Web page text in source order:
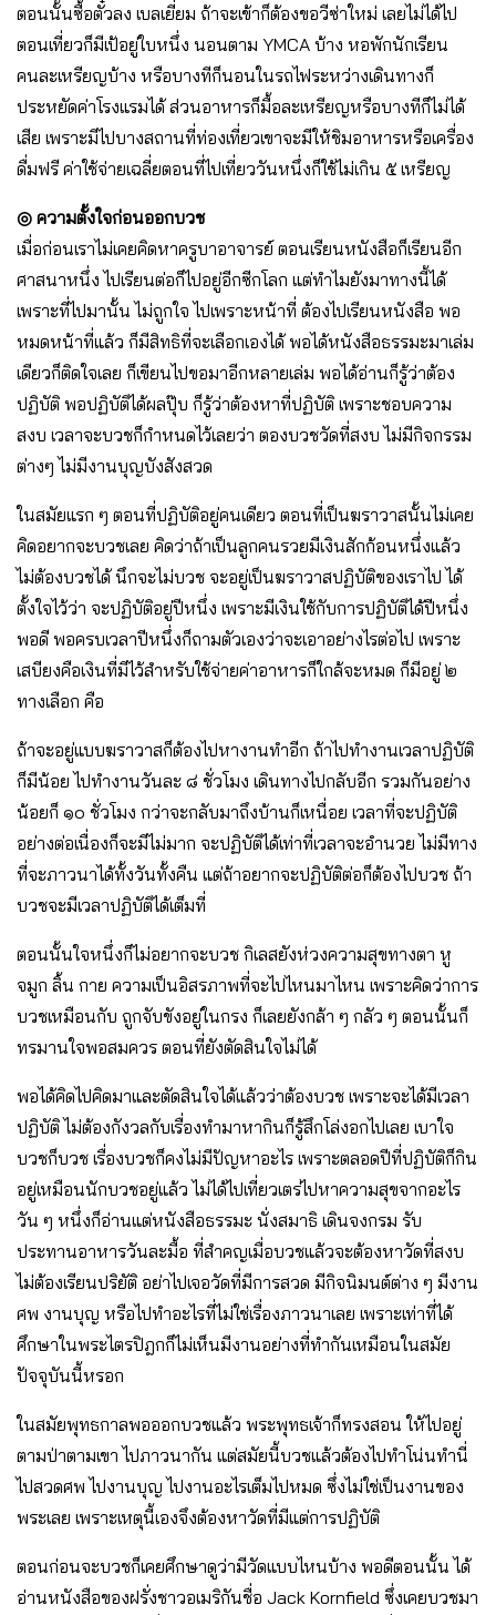
ตอนนั้นซื้อตั๋วลง เบลเยี่ยม ถ้าจะเข้าก็ต้องขอวีซ่าใหม่ เลยไม่ได้ไป
ตอนเที่ยวก็มีเป้อยู่ใบหนึ่ง นอนตาม YMCA บ้าง หอพักนักเรียน
คนละเหรียญบ้าง หรือบางทีก็นอนในรถไฟระหว่างเดินทางก็
ประหยัดค่าโรงแรมได้ ส่วนอาหารก็มื้อละเหรียญหรือบางทีก็ไม่ได้
เสีย เพราะมีไปบางสถานที่ท่องเที่ยวเขาจะมีให้ชิมอาหารหรือเครื่อง
ดื่มฟรี ค่าใช้จ่ายเฉลี่ยตอนที่ไปเที่ยววันหนึ่งก็ใช้ไม่เกิน ๕ เหรียญ
◎ ความตั้งใจก่อนออกบวช
เมื่อก่อนเราไม่เคยคิดหาครูบาอาจารย์ ตอนเรียนหนังสือก็เรียนอีก
ศาสนาหนึ่ง ไปเรียนต่อก็ไปอยู่อีกซีกโลก แต่ทำไมยังมาทางนี้ได้
เพราะที่ไปมานั้น ไม่ถูกใจ ไปเพราะหน้าที่ ต้องไปเรียนหนังสือ พอ
หมดหน้าที่แล้ว ก็มีสิทธิที่จะเลือกเองได้ พอได้หนังสือธรรมะมาเล่ม
เดียวก็ติดใจเลย ก็เขียนไปขอมาอีกหลายเล่ม พอได้อ่านก็รู้ว่าต้อง
ปฏิบัติ พอปฏิบัติได้ผลปุ๊บ ก็รู้ว่าต้องหาที่ปฏิบัติ เพราะชอบความ
สงบ เวลาจะบวชก็กำหนดไว้เลยว่า ตองบวชวัดที่สงบ ไม่มีกิจกรรม
ต่างๆ ไม่มีงานบุญบังสังสวด
ในสมัยแรก ๆ ตอนที่ปฏิบัติอยู่คนเดียว ตอนที่เป็นฆราวาสนั้นไม่เคย
คิดอยากจะบวชเลย คิดว่าถ้าเป็นลูกคนรวยมีเงินสักก้อนหนึ่งแล้ว
ไม่ต้องบวชได้ นึกจะไม่บวช จะอยู่เป็นฆราวาสปฏิบัติของเราไป ได้
ตั้งใจไว้ว่า จะปฏิบัติอยู่ปีหนึ่ง เพราะมีเงินใช้กับการปฏิบัติได้ปีหนึ่ง
พอดี พอครบเวลาปีหนึ่งก็ถามตัวเองว่าจะเอาอย่างไรต่อไป เพราะ
เสบียงคือเงินที่มีไว้สำหรับใช้จ่ายค่าอาหารก็ใกล้จะหมด ก็มีอยู่ ๒
ทางเลือก คือ
ถ้าจะอยู่แบบฆราวาสก็ต้องไปหางานทำอีก ถ้าไปทำงานเวลาปฏิบัติ
ก็มีน้อย ไปทำงานวันละ ๘ ชั่วโมง เดินทางไปกลับอีก รวมกันอย่าง
น้อยก็ ๑๐ ชั่วโมง กว่าจะกลับมาถึงบ้านก็เหนื่อย เวลาที่จะปฏิบัติ
อย่างต่อเนื่องก็จะมีไม่มาก จะปฏิบัติได้เท่าที่เวลาจะอำนวย ไม่มีทาง
ที่จะภาวนาได้ทั้งวันทั้งคืน แต่ถ้าอยากจะปฏิบัติต่อก็ต้องไปบวช ถ้า
บวชจะมีเวลาปฏิบัติได้เต็มที่
ตอนนั้นใจหนึ่งก็ไม่อยากจะบวช กิเลสยังห่วงความสุขทางตา หู
จมูก ลิ้น กาย ความเป็นอิสรภาพที่จะไปไหนมาไหน เพราะคิดว่าการ
บวชเหมือนกับ ถูกจับขังอยู่ในกรง ก็เลยยังกล้า ๆ กลัว ๆ ตอนนั้นก็
ทรมานใจพอสมควร ตอนที่ยังตัดสินใจไม่ได้
พอได้คิดไปคิดมาและตัดสินใจได้แล้วว่าต้องบวช เพราะจะได้มีเวลา
ปฏิบัติ ไม่ต้องกังวลกับเรื่องทำมาหากินก็รู้สึกโล่งอกไปเลย เบาใจ
บวชก็บวช เรื่องบวชก็คงไม่มีปัญหาอะไร เพราะตลอดปีที่ปฏิบัติก็กิน
อยู่เหมือนนักบวชอยู่แล้ว ไม่ได้ไปเที่ยวเตร่ไปหาความสุขจากอะไร
วัน ๆ หนึ่งก็อ่านแต่หนังสือธรรมะ นั่งสมาธิ เดินจงกรม รับ
ประทานอาหารวันละมื้อ ที่สำคญเมื่อบวชแล้วจะต้องหาวัดที่สงบ
ไม่ต้องเรียนปริยัติ อย่าไปเจอวัดที่มีการสวด มีกิจนิมนต์ต่าง ๆ มีงาน
ศพ งานบุญ หรือไปทำอะไรที่ไม่ใช่เรื่องภาวนาเลย เพราะเท่าที่ได้
ศึกษาในพระไตรปิฎกก็ไม่เห็นมีงานอย่างที่ทำกันเหมือนในสมัย
ปัจจุบันนี้หรอก
ในสมัยพุทธกาลพอออกบวชแล้ว พระพุทธเจ้าก็ทรงสอน ให้ไปอยู่
ตามป่าตามเขา ไปภาวนากัน แต่สมัยนี้บวชแล้วต้องไปทำโน่นทำนี่
ไปสวดศพ ไปงานบุญ ไปงานอะไรเต็มไปหมด ซึ่งไม่ใช่เป็นงานของ
พระเลย เพราะเหตุนี้เองจึงต้องหาวัดที่มีแต่การปฏิบัติ
ตอนก่อนจะบวชก็เคยศึกษาดูว่ามีวัดแบบไหนบ้าง พอดีตอนนั้น ได้
อ่านหนังสือของฝรั่งชาวอเมริกันชื่อ Jack Kornfield ซึ่งเคยบวชมา